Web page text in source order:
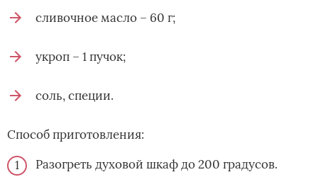
сливочное масло – 60 г;
укроп – 1 пучок;
соль, специи.
Способ приготовления:
Разогреть духовой шкаф до 200 градусов.